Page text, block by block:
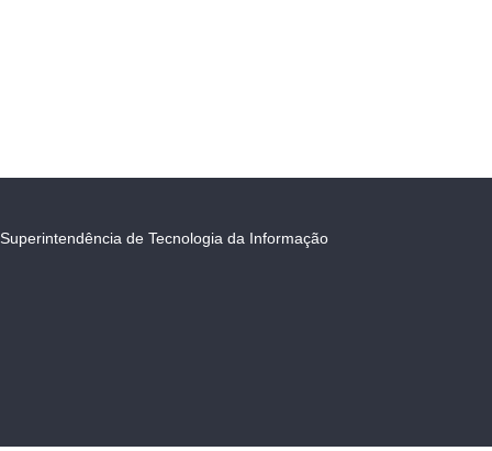
Superintendência de Tecnologia da Informação